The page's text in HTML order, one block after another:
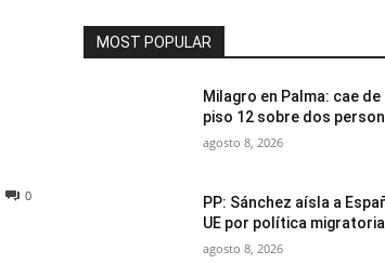
0
MOST POPULAR
Milagro en Palma: cae de
piso 12 sobre dos
agosto 8, 2026
PP: Sánchez aísla a
UE por política migratoria
agosto 8, 2026